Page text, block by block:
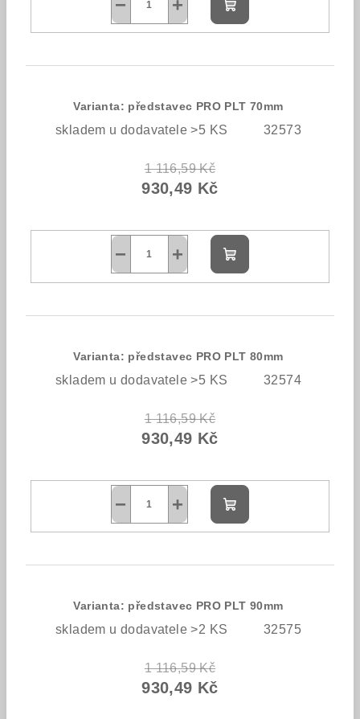
Do
košíku
Varianta: představec PRO PLT 70mm
skladem u dodavatele >5 KS 32573
1 116,59 Kč
930,49 Kč
+
−
Do
košíku
Varianta: představec PRO PLT 80mm
skladem u dodavatele >5 KS 32574
1 116,59 Kč
930,49 Kč
+
−
Do
košíku
Varianta: představec PRO PLT 90mm
skladem u dodavatele >2 KS 32575
1 116,59 Kč
930,49 Kč